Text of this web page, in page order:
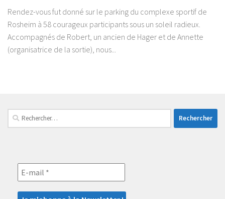
Rendez-vous fut donné sur le parking du complexe sportif de
Rosheim à 58 courageux participants sous un soleil radieux.
Accompagnés de Robert, un ancien de Hager et de Annette
(organisatrice de la sortie), nous...
Rechercher :